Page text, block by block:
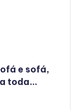
e sofá,
toda…